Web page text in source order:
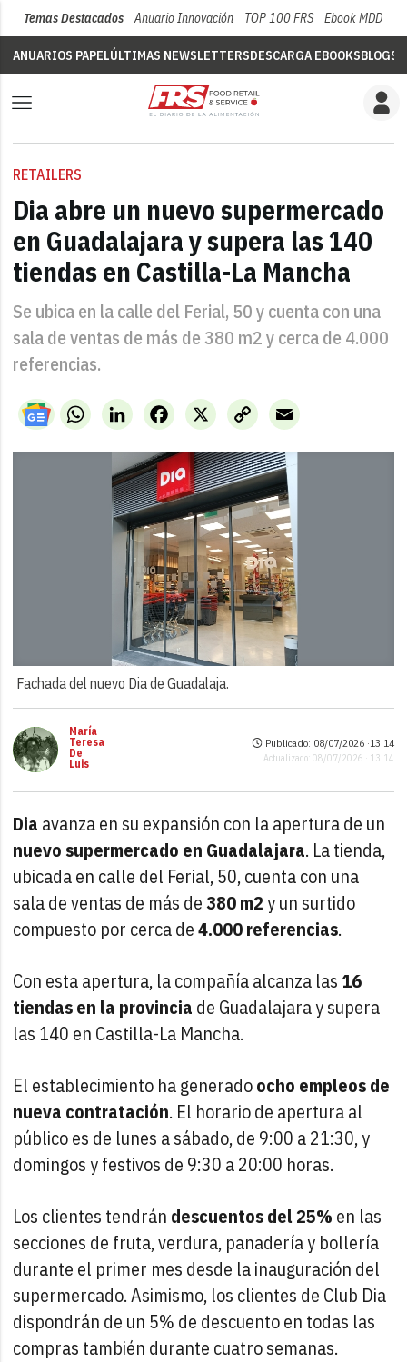
Temas Destacados Anuario Innovación TOP 100 FRS Ebook MDD
ANUARIOS PAPELÚLTIMAS NEWSLETTERSDESCARGA EBOOKSBLOGS
RETAILERS
Dia abre un nuevo supermercado
en Guadalajara y supera las 140
tiendas en Castilla-La Mancha
Se ubica en la calle del Ferial, 50 y cuenta con una
sala de ventas de más de 380 m2 y cerca de 4.000
referencias.
WhatsAppLinkedIn X
Facebook
Copy
Link
Email
Fachada del nuevo Dia de Guadalaja.
María
Teresa
De
Luis
Publicado: 08/07/2026 ·13:14
Actualizado: 08/07/2026 · 13:14
Dia avanza en su expansión con la apertura de un
nuevo supermercado en Guadalajara. La tienda,
ubicada en calle del Ferial, 50, cuenta con una
sala de ventas de más de380 m2y un surtido
compuesto por cerca de4.000 referencias.
Con esta apertura, la compañía alcanza las 16
tiendas en la provincia de Guadalajara y supera
las 140 en Castilla-La Mancha.
El establecimiento ha generadoocho empleos de
nueva contratación. El horario de apertura al
público es de lunes a sábado, de 9:00 a 21:30, y
domingos y festivos de 9:30 a 20:00 horas.
Los clientes tendrán descuentos del 25% en las
secciones de fruta, verdura, panadería y bollería
durante el primer mes desde la inauguración del
supermercado. Asimismo, los clientes de Club Dia
dispondrán de un 5% de descuento en todas las
compras también durante cuatro semanas.